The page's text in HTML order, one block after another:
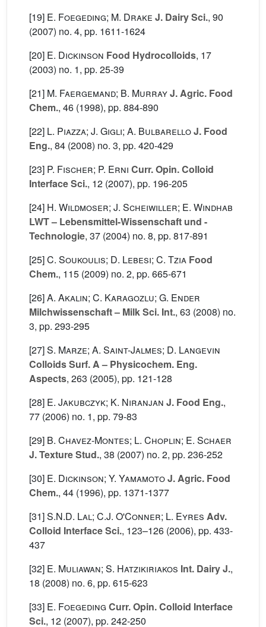
[19] E. Foegeding; M. Drake J. Dairy Sci., 90
(2007) no. 4, pp. 1611-1624
[20] E. Dickinson Food Hydrocolloids, 17
(2003) no. 1, pp. 25-39
[21] M. Faergemand; B. MurrayJ. Agric. Food
Chem., 46 (1998), pp. 884-890
[22] L. Piazza; J. Gigli; A. BulbarelloJ. Food
Eng., 84 (2008) no. 3, pp. 420-429
[23] P. Fischer; P. Erni Curr. Opin. Colloid
Interface Sci., 12 (2007), pp. 196-205
[24] H. Wildmoser; J. Scheiwiller; E. Windhab
LWT – Lebensmittel-Wissenschaft und -
Technologie, 37 (2004) no. 8, pp. 817-891
[25]C. Soukoulis; D. Lebesi; C. Tzia Food
Chem., 115 (2009) no. 2, pp. 665-671
[26]A. Akalin; C. Karagozlu; G. Ender
Milchwissenschaft – Milk Sci. Int., 63 (2008) no.
3, pp. 293-295
[27]S. Marze; A. Saint-Jalmes; D. Langevin
Colloids Surf. A – Physicochem. Eng.
Aspects, 263 (2005), pp. 121-128
[28] E. Jakubczyk; K. Niranjan J. Food Eng.,
77 (2006) no. 1, pp. 79-83
[29] B. Chavez-Montes; L. Choplin; E. Schaer
J. Texture Stud., 38 (2007) no. 2, pp. 236-252
[30] E. Dickinson; Y. YamamotoJ. Agric. Food
Chem., 44 (1996), pp. 1371-1377
[31]S.N.D. Lal; C.J. O'Conner; L. Eyres Adv.
Colloid Interface Sci., 123–126 (2006), pp. 433-
437
[32] E. Muliawan; S. Hatzikiriakos Int. Dairy J.,
18 (2008) no. 6, pp. 615-623
[33] E. Foegeding Curr. Opin. Colloid Interface
Sci., 12 (2007), pp. 242-250